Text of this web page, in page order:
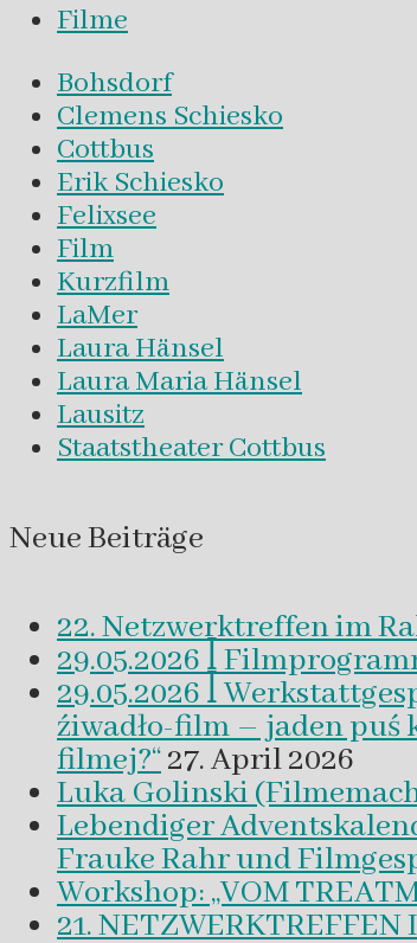
Filme
Bohsdorf
Clemens Schiesko
Cottbus
Erik Schiesko
Felixsee
Film
Kurzfilm
LaMer
Laura Hänsel
Laura Maria Hänsel
Lausitz
Staatstheater Cottbus
Neue Beiträge
22. Netzwerktreffen im
29.05.2026 ꟾ
29.05.2026 ꟾ
źiwadło-film – jaden puś
filmej?“27. April 2026
Luka Golinski
Lebendiger
Frauke Rahr und
Workshop: „VOM
21.